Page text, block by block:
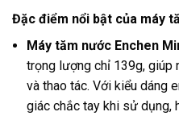
Đặc điểm nổi bật của máy
Máy tăm nước Enchen
trọng lượng chỉ 139g, giúp
và thao tác. Với kiểu dáng
giác chắc tay khi sử dụng,